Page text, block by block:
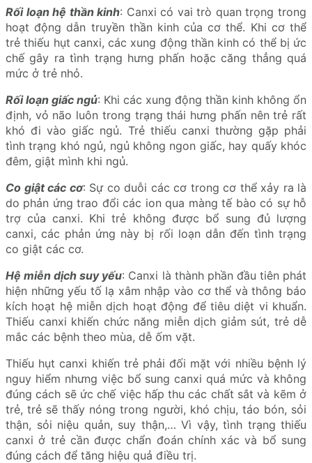
Rối loạn hệ thần kinh: Canxi có vai trò quan trọng trong
hoạt động dẫn truyền thần kinh của cơ thể. Khi cơ thể
trẻ thiếu hụt canxi, các xung động thần kinh có thể bị ức
chế gây ra tình trạng hưng phấn hoặc căng thẳng quá
mức ở trẻ nhỏ.
Rối loạn giấc ngủ: Khi các xung động thần kinh không ổn
định, vỏ não luôn trong trạng thái hưng phấn nên trẻ rất
khó đi vào giấc ngủ. Trẻ thiếu canxi thường gặp phải
tình trạng khó ngủ, ngủ không ngon giấc, hay quấy khóc
đêm, giật mình khi ngủ.
Co giật các cơ: Sự co duỗi các cơ trong cơ thể xảy ra là
do phản ứng trao đổi các ion qua màng tế bào có sự hỗ
trợ của canxi. Khi trẻ không được bổ sung đủ lượng
canxi, các phản ứng này bị rối loạn dẫn đến tình trạng
co giật các cơ.
Hệ miễn dịch suy yếu: Canxi là thành phần đầu tiên phát
hiện những yếu tố lạ xâm nhập vào cơ thể và thông báo
kích hoạt hệ miễn dịch hoạt động để tiêu diệt vi khuẩn.
Thiếu canxi khiến chức năng miễn dịch giảm sút, trẻ dễ
mắc các bệnh theo mùa, dễ ốm vặt.
Thiếu hụt canxi khiến trẻ phải đối mặt với nhiều bệnh lý
nguy hiểm nhưng việc bổ sung canxi quá mức và không
đúng cách sẽ ức chế việc hấp thu các chất sắt và kẽm ở
trẻ, trẻ sẽ thấy nóng trong người, khó chịu, táo bón, sỏi
thận, sỏi niệu quản, suy thận,… Vì vậy, tình trạng thiếu
canxi ở trẻ cần được chẩn đoán chính xác và bổ sung
đúng cách để tăng hiệu quả điều trị.